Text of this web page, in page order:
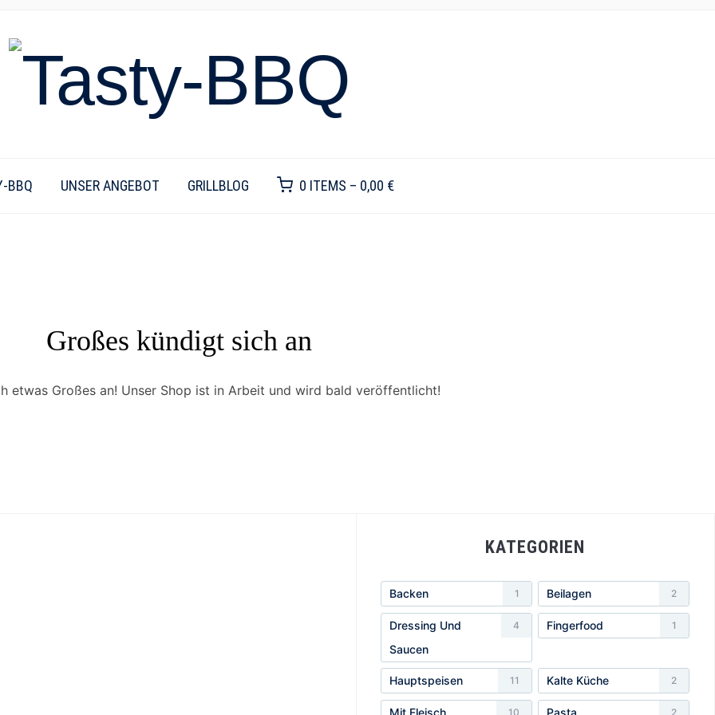
BBQ UNSER ANGEBOT GRILLBLOG 0 ITEMS – 0,00 €
Großes kündigt sich an
etwas Großes an! Unser Shop ist in Arbeit und wird bald veröffentlicht!
KATEGORIEN
Backen 1 Beilagen 2
Dressing Und
Saucen
4 Fingerfood 1
Hauptspeisen 11 Kalte Küche 2
10 2